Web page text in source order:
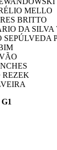
MELLO
BRITTO
DA SILVA
SEPÚLVEDA
REZEK